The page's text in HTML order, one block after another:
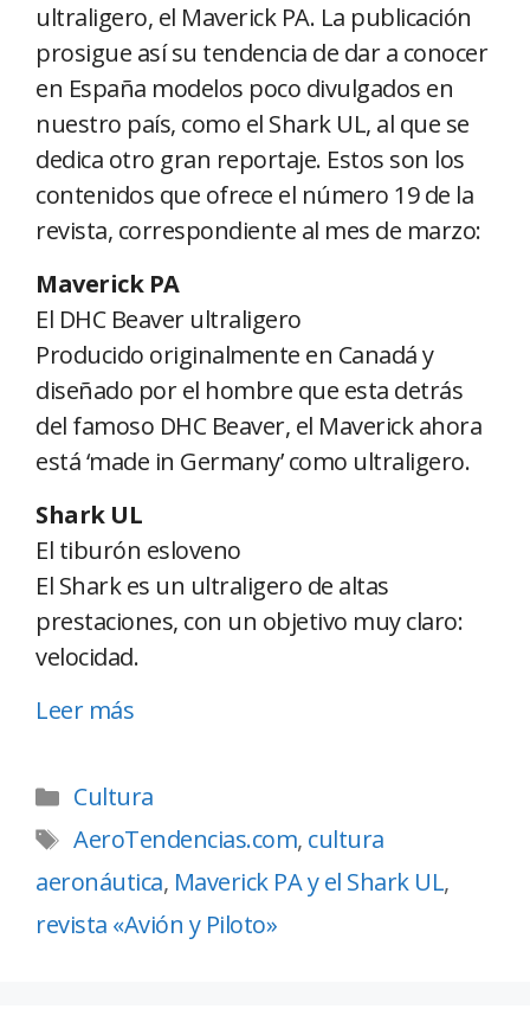
ultraligero, el Maverick PA. La publicación
prosigue así su tendencia de dar a conocer
en España modelos poco divulgados en
nuestro país, como el Shark UL, al que se
dedica otro gran reportaje. Estos son los
contenidos que ofrece el número 19 de la
revista, correspondiente al mes de marzo:
Maverick PA
El DHC Beaver ultraligero
Producido originalmente en Canadá y
diseñado por el hombre que esta detrás
del famoso DHC Beaver, el Maverick ahora
está ‘made in Germany’ como ultraligero.
Shark UL
El tiburón esloveno
El Shark es un ultraligero de altas
prestaciones, con un objetivo muy claro:
velocidad.
Leer más
Cultura
AeroTendencias.com, cultura
aeronáutica, Maverick PA y el Shark UL,
revista «Avión y Piloto»